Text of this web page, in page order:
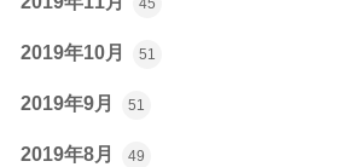
45
2019年10月 51
2019年9月 51
2019年8月 49